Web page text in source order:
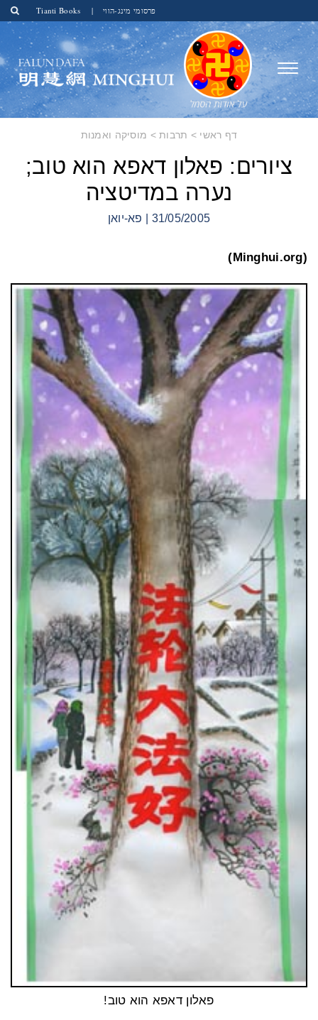
פרסומי מינג-הווי |
Tianti Books
דף ראשי > תרבות> מוסיקה ואמנות
ציורים: פאלון דאפא הוא טוב;
נערה במדיטציה
31/05/2005 | פא-יואן
(Minghui.org)
פאלון דאפא הוא טוב!